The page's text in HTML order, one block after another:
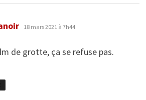
dit :
18 mars 2021 à 7h44
de grotte, ça se refuse pas.